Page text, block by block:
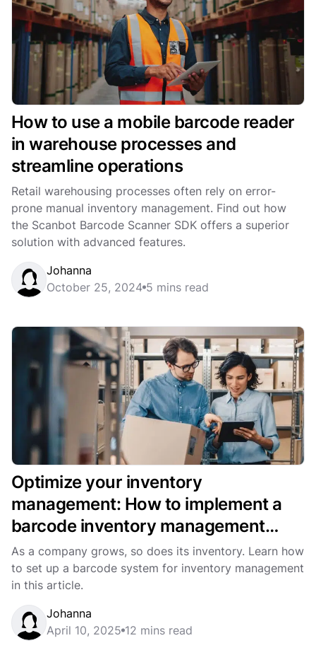
How to use a mobile barcode reader
in warehouse processes and
streamline operations
Retail warehousing processes often rely on error-
prone manual inventory management. Find out how
the Scanbot Barcode Scanner SDK offers a superior
solution with advanced features.
Johanna
October 25, 2024 5 mins read
Optimize your inventory
management: How to implement a
barcode inventory management
system
As a company grows, so does its inventory. Learn how
to set up a barcode system for inventory management
in this article.
Johanna
April 10, 2025 12 mins read